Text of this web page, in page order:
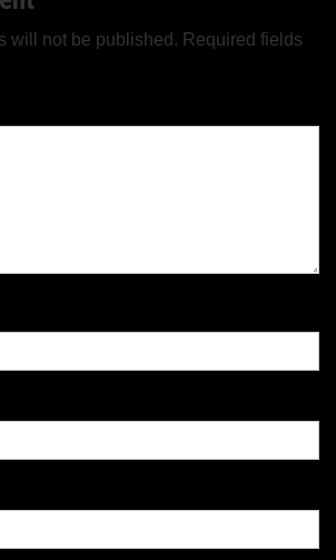
will not be published. Required fields